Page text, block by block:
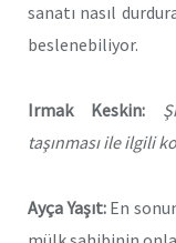
sanatı nasıl
beslenebiliyor.
Irmak Keskin:
taşınması ile ilgili
Ayça Yaşıt: En